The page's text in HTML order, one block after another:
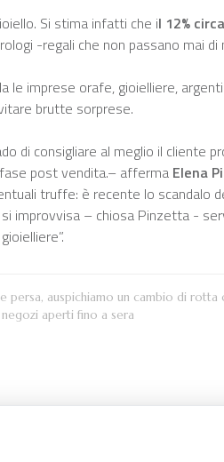
Si stima infatti che il 12%
-regali che non passano mai
le imprese orafe, gioielliere,
brutte sorprese.
di consigliare al meglio il cliente
post vendita.– afferma Elena
truffe: è recente lo scandalo
improvvisa – chiosa Pinzetta -
auspichiamo un cambio di rotta
aperti fino a sera